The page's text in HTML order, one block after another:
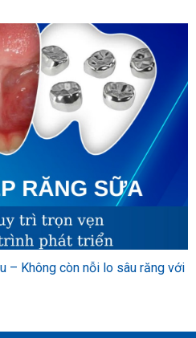
– Không còn nỗi lo sâu răng với